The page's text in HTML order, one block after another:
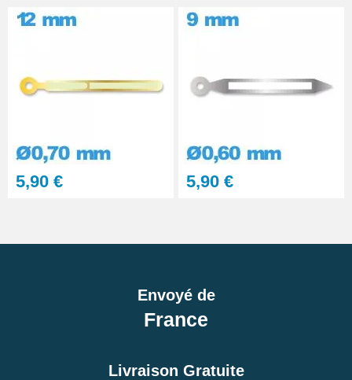
5,90 € 5,90 €
Envoyé de
France
Livraison Gratuite